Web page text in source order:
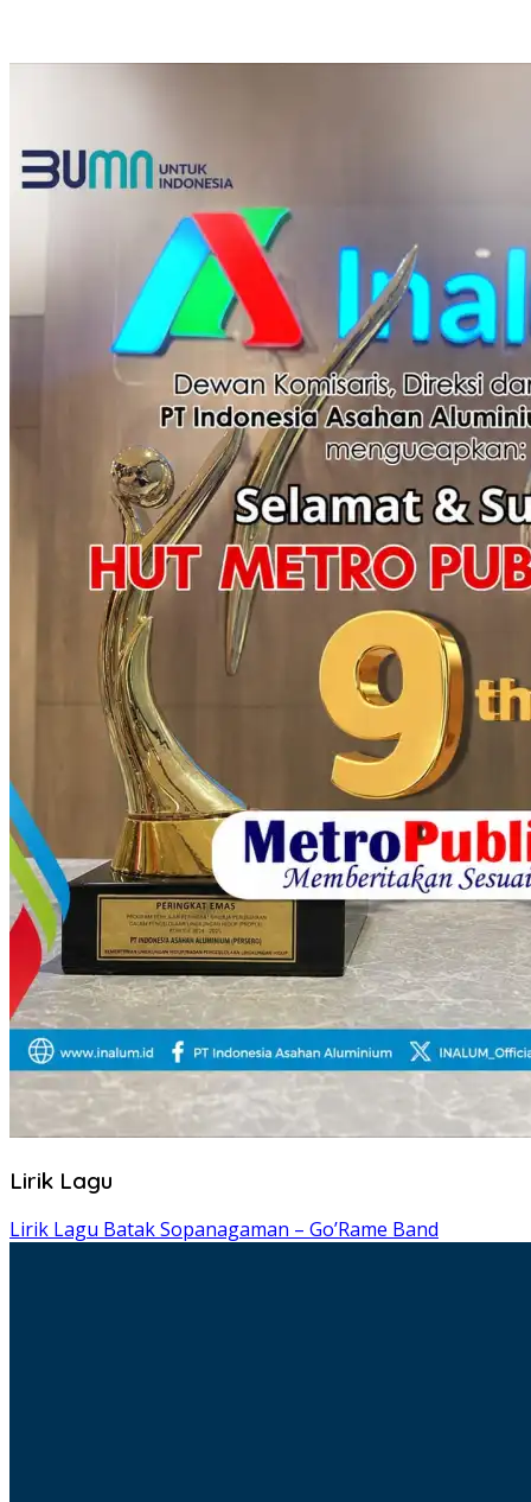
Lirik Lagu
Lirik Lagu Batak Sopanagaman – Go’Rame Band